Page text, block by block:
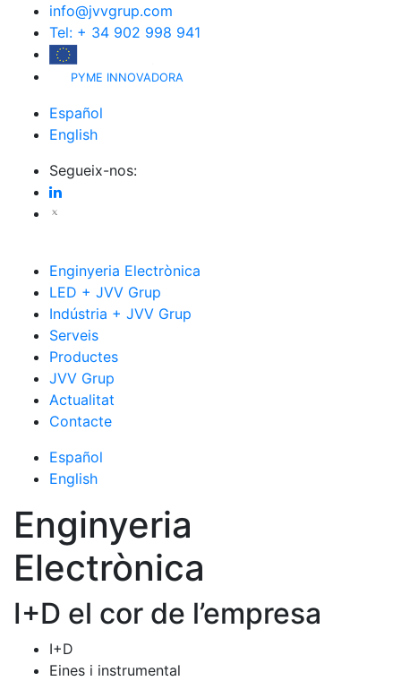
info@jvvgrup.com
Tel: + 34 902 998 941
PYME INNOVADORA
Español
English
Segueix-nos:
Enginyeria Electrònica
LED + JVV Grup
Indústria + JVV Grup
Serveis
Productes
JVV Grup
Actualitat
Contacte
Español
English
Enginyeria
Electrònica
I+D el cor de l’empresa
I+D
Eines i instrumental